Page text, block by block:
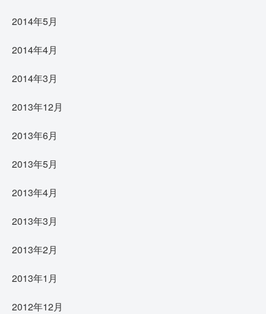
2014年5月
2014年4月
2014年3月
2013年12月
2013年6月
2013年5月
2013年4月
2013年3月
2013年2月
2013年1月
2012年12月